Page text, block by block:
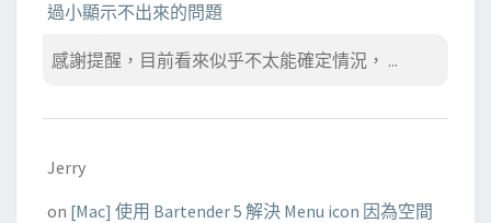
過小顯示不出來的問題
感謝提醒，目前看來似乎不太能確定情況， ...
Jerry
on [Mac] 使用 Bartender 5 解決 Menu icon 因為空間